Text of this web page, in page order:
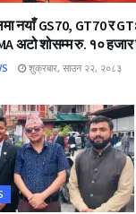
नयाँ GS70, GT70 र
अटो शोसम्म रु. १०
शुक्रबार, साउन २२, २०८३